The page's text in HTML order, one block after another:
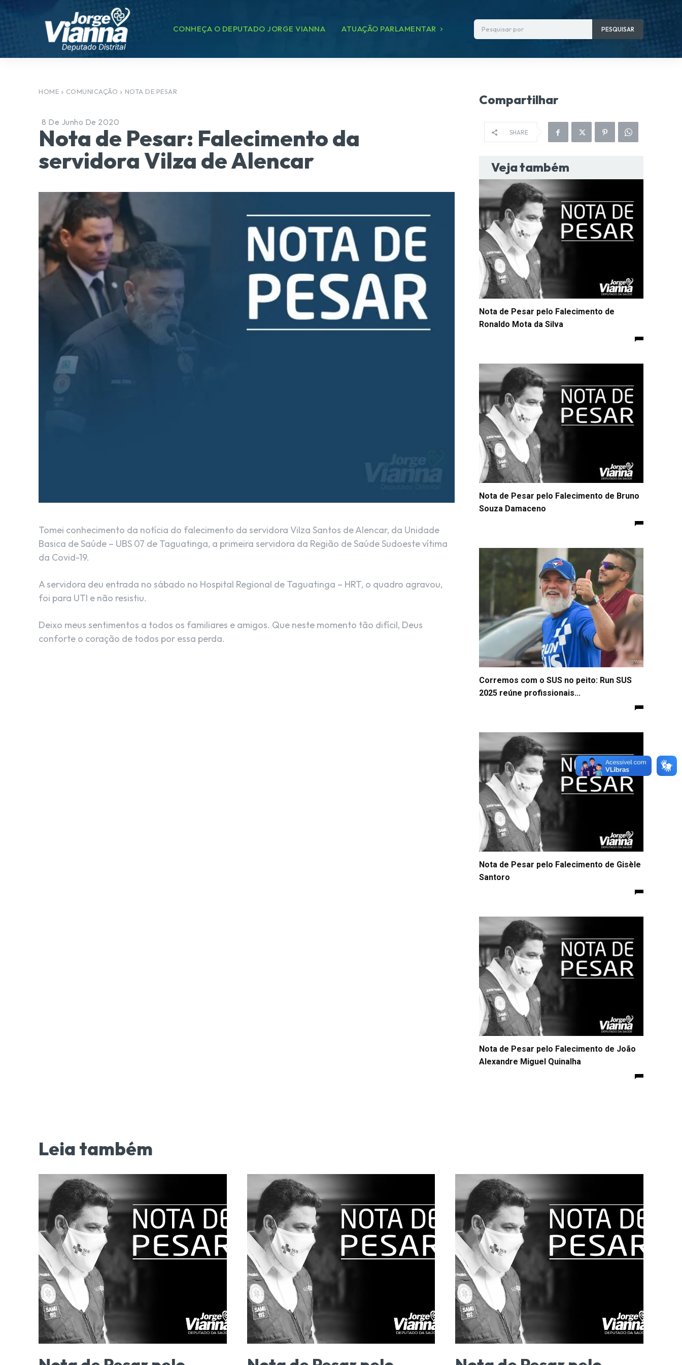
CONHEÇA O DEPUTADO JORGE VIANNA ATUAÇÃO PARLAMENTAR Pesquisar por PESQUISAR
HOME COMUNICAÇÃO NOTA DE PESAR
8 De Junho De 2020
Nota de Pesar: Falecimento da
servidora Vilza de Alencar
Tomei conhecimento da notícia do falecimento da servidora Vilza Santos de Alencar, da Unidade
Basica de Saúde – UBS 07 de Taguatinga, a primeira servidora da Região de Saúde Sudoeste vítima
da Covid-19.
A servidora deu entrada no sábado no Hospital Regional de Taguatinga – HRT, o quadro agravou,
foi para UTI e não resistiu.
Deixo meus sentimentos a todos os familiares e amigos. Que neste momento tão difícil, Deus
conforte o coração de todos por essa perda.
Compartilhar
SHARE
Veja também
Nota de Pesar pelo Falecimento de
Ronaldo Mota da Silva
Nota de Pesar pelo Falecimento de Bruno
Souza Damaceno
Corremos com o SUS no peito: Run SUS
2025 reúne profissionais...
Nota de Pesar pelo Falecimento de Gisèle
Santoro
Nota de Pesar pelo Falecimento de João
Alexandre Miguel Quinalha
Leia também